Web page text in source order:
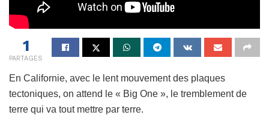
1
PARTAGES
En Californie, avec le lent mouvement des plaques
tectoniques, on attend le « Big One », le tremblement de
terre qui va tout mettre par terre.